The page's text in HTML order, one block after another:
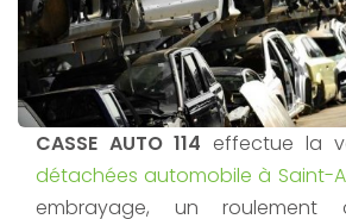
CASSE AUTO 114 effectue la
détachées automobile à Saint-
embrayage, un